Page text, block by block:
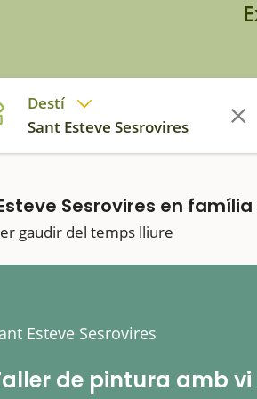
Destí
Sant Esteve Sesrovires
Sesrovires en família
gaudir del temps lliure
Esteve Sesrovires
de pintura amb vi